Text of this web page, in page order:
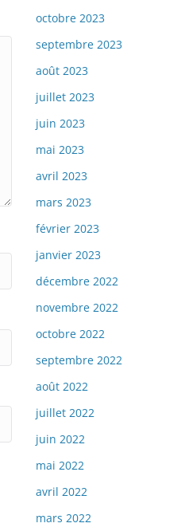
octobre 2023
septembre 2023
août 2023
juillet 2023
juin 2023
mai 2023
avril 2023
mars 2023
février 2023
janvier 2023
décembre 2022
novembre 2022
octobre 2022
septembre 2022
août 2022
juillet 2022
juin 2022
mai 2022
avril 2022
mars 2022